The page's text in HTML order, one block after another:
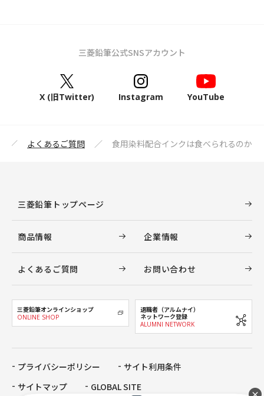
三菱鉛筆公式SNSアカウント
X (旧Twitter) Instagram YouTube
よくあるご質問 食用染料配合インクは食べられるのか
三菱鉛筆トップページ
商品情報 企業情報
よくあるご質問 お問い合わせ
三菱鉛筆オンラインショップ
ONLINE SHOP
退職者（アルムナイ）
ネットワーク登録
ALUMNI NETWORK
プライバシーポリシー
サイト利用条件
サイトマップ
GLOBAL SITE